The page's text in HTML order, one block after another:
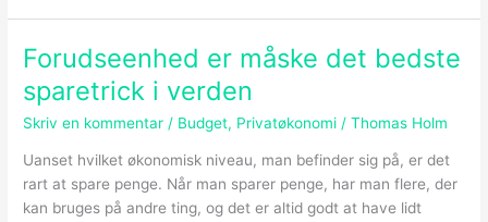
Forudseenhed er måske det bedste
sparetrick i verden
Skriv en kommentar / Budget, Privatøkonomi /Thomas Holm
Uanset hvilket økonomisk niveau, man befinder sig på, er det
rart at spare penge. Når man sparer penge, har man flere, der
kan bruges på andre ting, og det er altid godt at have lidt
Forudseenhed
måske
det